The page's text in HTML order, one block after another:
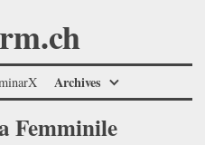
Archives
Femminile